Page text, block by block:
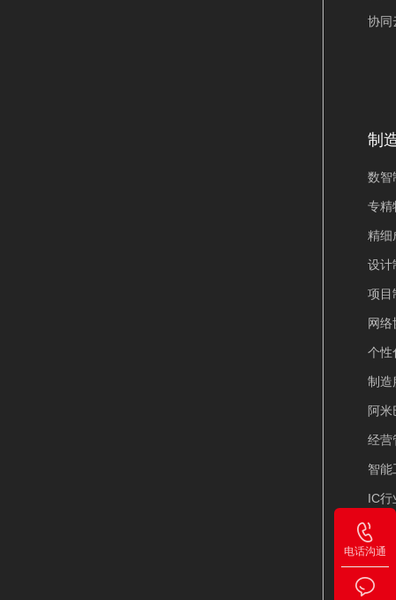
协同
制
数智
专精
精细
设计
项目
网
个性
制造
阿
经营
智能
IC行
IPO
PLM
电话沟通